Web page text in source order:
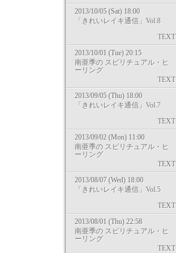
2013/10/05 (Sat) 18:00
「きれいレイキ通信」Vol.8
TEXT
2013/10/01 (Tue) 20:15
南亜季の スピリチュアル・ヒ
ーリング
TEXT
2013/09/05 (Thu) 18:00
「きれいレイキ通信」Vol.7
TEXT
2013/09/02 (Mon) 11:00
南亜季の スピリチュアル・ヒ
ーリング
TEXT
2013/08/07 (Wed) 18:00
「きれいレイキ通信」Vol.5
TEXT
2013/08/01 (Thu) 22:58
南亜季の スピリチュアル・ヒ
ーリング
TEXT